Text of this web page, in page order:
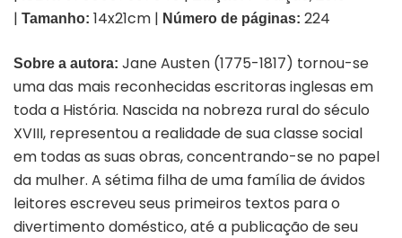
| Tamanho: 14x21cm | Número de páginas: 224
Sobre a autora: Jane Austen (1775-1817) tornou-se
uma das mais reconhecidas escritoras inglesas em
toda a História. Nascida na nobreza rural do século
XVIII, representou a realidade de sua classe social
em todas as suas obras, concentrando-se no papel
da mulher. A sétima filha de uma família de ávidos
leitores escreveu seus primeiros textos para o
divertimento doméstico, até a publicação de seu